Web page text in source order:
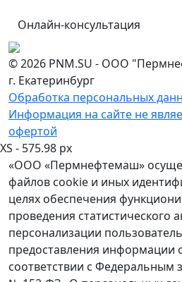
© 2026 PNM.SU - ООО
г. Екатеринбург
Обработка персональных
Информация на сайте не
офертой
Онлайн-консультация
XS - 575.98 px
«ООО «Пермнефтемаш»
файлов cookie и иных
целях обеспечения
проведения статистического
персонализации
предоставления информации
соответствии с Федеральным